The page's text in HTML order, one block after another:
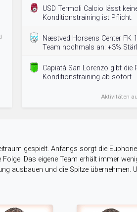
USD Termoli Calcio lässt
Konditionstraining ist Pflicht.
Næstved Horsens Center FK
Team nochmals an: +3%
Capiatá San Lorenzo gibt die
Konditionstraining ab sofort.
Aktivitäten
gespielt. Anfangs sorgt die
Das eigene Team erhält immer
ausbauen und die Spitze übernehmen.